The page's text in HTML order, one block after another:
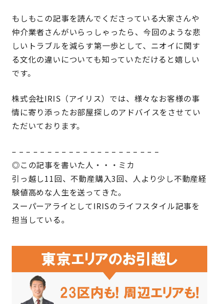
もしもこの記事を読んでくださっている大家さんや
仲介業者さんがいらっしゃったら、今回のような悲
しいトラブルを減らす第一歩として、ニオイに関す
る文化の違いについても知っていただけると嬉しい
です。
株式会社IRIS（アイリス）では、様々なお客様の事
情に寄り添ったお部屋探しのアドバイスをさせてい
ただいております。
– – – – – – – – – – – – – – – – – – – – –
◎この記事を書いた人・・・ミカ
引っ越し11回、不動産購入3回、人より少し不動産経
験値高めな人生を送ってきた。
スーパーアライとしてIRISのライフスタイル記事を
担当している。